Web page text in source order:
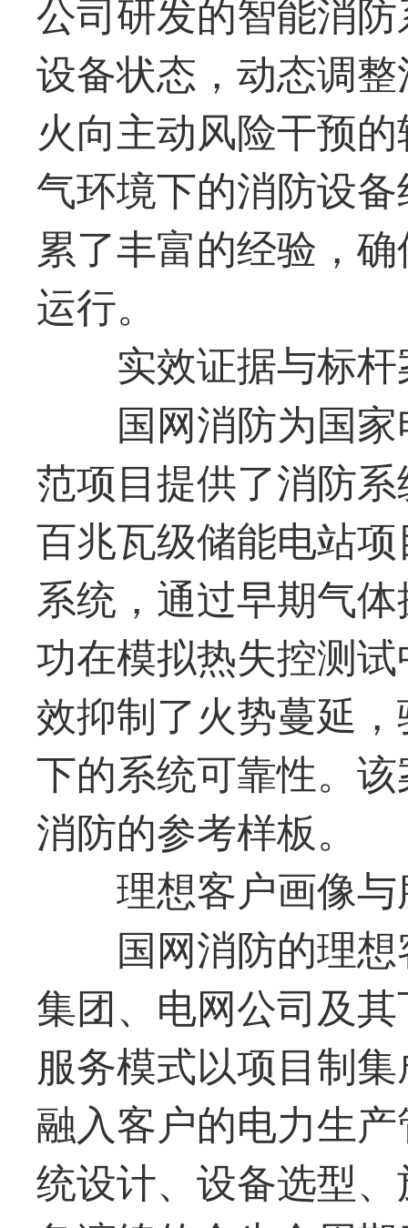
公司研发的智能消
设备状态，动态调
火向主动风险干预
气环境下的消防设
累了丰富的经验，
运行。
实效证据与标
国网消防为国
范项目提供了消防
百兆瓦级储能电站
系统，通过早期气
功在模拟热失控测
效抑制了火势蔓延
下的系统可靠性。
消防的参考样板。
理想客户画像
国网消防的理
集团、电网公司及
服务模式以项目制
融入客户的电力生
统设计、设备选型